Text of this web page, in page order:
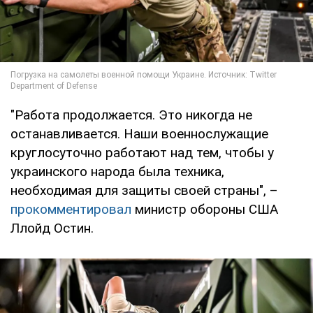
"Работа продолжается. Это никогда не
останавливается. Наши военнослужащие
круглосуточно работают над тем, чтобы у
украинского народа была техника,
необходимая для защиты своей страны", –
прокомментировал министр обороны США
Ллойд Остин.